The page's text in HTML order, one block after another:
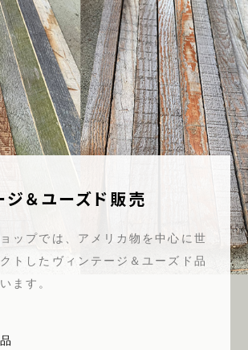
ジ＆ユーズド販売
ップでは、アメリカ物を中心に世
トしたヴィンテージ＆ユーズド品
ます。